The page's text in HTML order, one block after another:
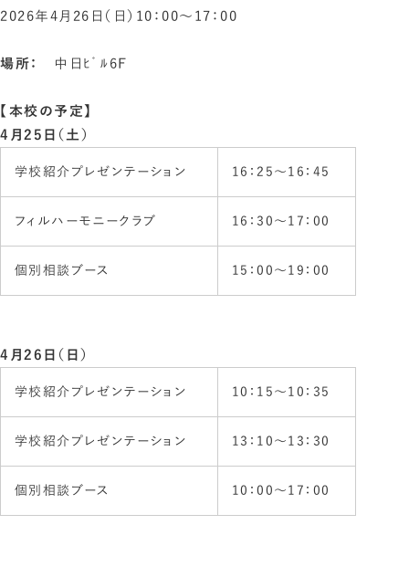
2026年4月26日（日）10：00～17：00
場所： 中日ﾋﾞﾙ6F
【本校の予定】
4月25日（土）
学校紹介プレゼンテーション 16：25〜16：45
フィルハーモニークラブ 16：30〜17：00
個別相談ブース 15：00～19：00
4月26日（日）
学校紹介プレゼンテーション 10：15〜10：35
学校紹介プレゼンテーション 13：10〜13：30
個別相談ブース 10：00～17：00